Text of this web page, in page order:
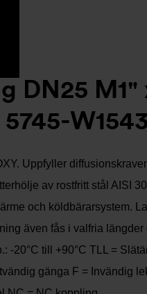
DN25 M1"
Uppfyller
av rostfritt stål AISI
och köldbärarsystem.
även fås i valfria
-20°C till +90°C TLL =
gänga F = Invändig